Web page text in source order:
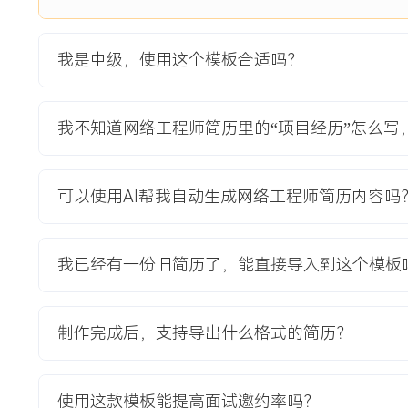
换机替换与业务迁移，确保次日员工正常办公。
4.测试验收：割接后执行连通性、带宽及无线漫游测试，输出
项目业绩：
X.X%。
XX%。
教育背景
我是中级，使用这个模板合适吗？
我不知道网络工程师简历里的“项目经历”怎么写
可以使用AI帮我自动生成网络工程师简历内容吗？
我已经有一份旧简历了，能直接导入到这个模板
制作完成后，支持导出什么格式的简历？
使用这款模板能提高面试邀约率吗？